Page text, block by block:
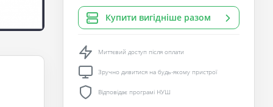
Купити вигідніше разом
Миттєвий доступ після оплати
Зручно дивитися на будь-якому пристрої
Відповідає програмі НУШ